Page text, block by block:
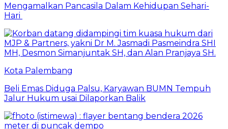
Mengamalkan Pancasila Dalam Kehidupan Sehari-
Hari
Kota Palembang
Beli Emas Diduga Palsu, Karyawan BUMN Tempuh
Jalur Hukum usai Dilaporkan Balik